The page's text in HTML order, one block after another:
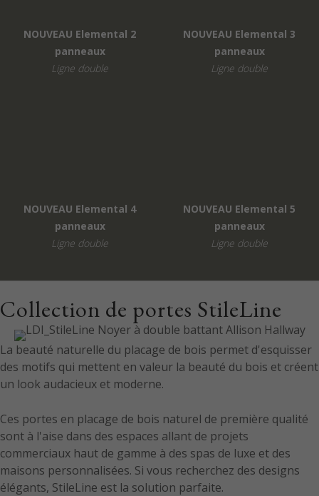
Collection de portes StileLine
La beauté naturelle du placage de bois permet d'esquisser
des motifs qui mettent en valeur la beauté du bois et créent
un look audacieux et moderne.
Ces portes en placage de bois naturel de première qualité
sont à l'aise dans des espaces allant de projets
commerciaux haut de gamme à des spas de luxe et des
maisons personnalisées. Si vous recherchez des designs
élégants, StileLine est la solution parfaite.